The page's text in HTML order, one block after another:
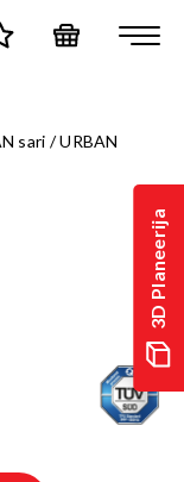
3D Planeerija
sari /URBAN